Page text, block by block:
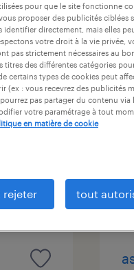
pour que le site fonctionne
proposer des publicités ciblées
identifier directement, mais elles
votre droit à la vie privée,
pas strictement nécessaires au
titres des différentes catégories
certains types de cookies peut
(ex : vous recevrez des publicités
pas partager du contenu via
votre paramétrage à tout
en matière de cookie
tout